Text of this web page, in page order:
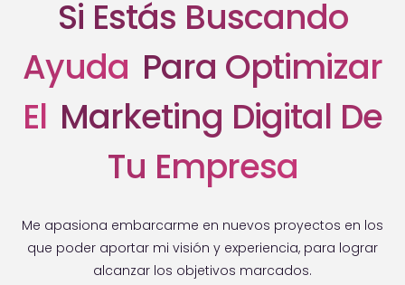
Si Estás Buscando
Ayuda Para Optimizar
El Marketing Digital De
Tu Empresa
Me apasiona embarcarme en nuevos proyectos en los
que poder aportar mi visión y experiencia, para lograr
alcanzar los objetivos marcados.